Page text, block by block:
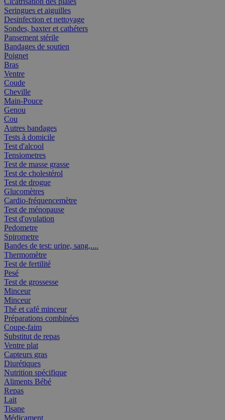
Seringues et aiguilles
Desinfection et nettoyage
Sondes, baxter et cathéters
Pansement stérile
Bandages de soutien
Poignet
Bras
Ventre
Coude
Cheville
Main-Pouce
Genou
Cou
Autres bandages
Tests à domicile
Test d'alcool
Tensiometres
Test de masse grasse
Test de cholestérol
Test de drogue
Glucomètres
Cardio-fréquencemètre
Test de ménopause
Test d'ovulation
Pedometre
Spirometre
Bandes de test: urine, sang,....
Thermomètre
Test de fertilité
Pesé
Test de grossesse
Minceur
Minceur
Thé et café minceur
Préparations combinées
Coupe-faim
Substitut de repas
Ventre plat
Capteurs gras
Diurétiques
Nutrition spécifique
Aliments Bébé
Repas
Lait
Tisane
Médicament